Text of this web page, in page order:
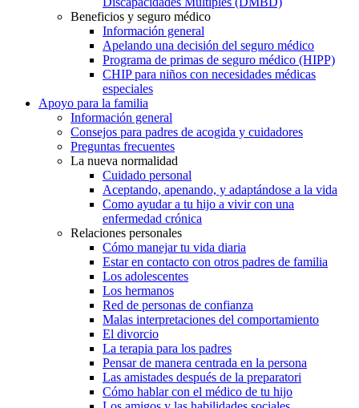
Beneficios y seguro médico
Información general
Apelando una decisión del seguro médico
Programa de primas de seguro médico (HIPP)
CHIP para niños con necesidades médicas
especiales
Apoyo para la familia
Información general
Consejos para padres de acogida y cuidadores
Preguntas frecuentes
La nueva normalidad
Cuidado personal
Aceptando, apenando, y adaptándose a la vida
Como ayudar a tu hijo a vivir con una
enfermedad crónica
Relaciones personales
Cómo manejar tu vida diaria
Estar en contacto con otros padres de familia
Los adolescentes
Los hermanos
Red de personas de confianza
Malas interpretaciones del comportamiento
El divorcio
La terapia para los padres
Pensar de manera centrada en la persona
Las amistades después de la preparatori
Cómo hablar con el médico de tu hijo